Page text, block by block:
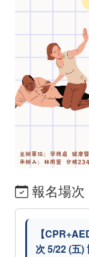
報名場次
【
次 5/22 (五)